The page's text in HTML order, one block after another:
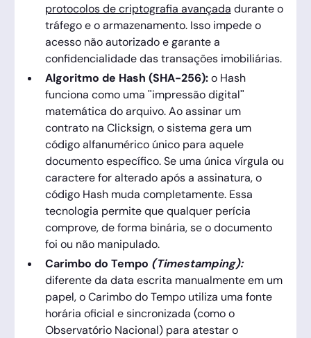
protocolos de criptografia avançada durante o
tráfego e o armazenamento. Isso impede o
acesso não autorizado e garante a
confidencialidade das transações imobiliárias.
Algoritmo de Hash (SHA-256):o Hash
funciona como uma "impressão digital"
matemática do arquivo. Ao assinar um
contrato na Clicksign, o sistema gera um
código alfanumérico único para aquele
documento específico. Se uma única vírgula ou
caractere for alterado após a assinatura, o
código Hash muda completamente. Essa
tecnologia permite que qualquer perícia
comprove, de forma binária, se o documento
foi ou não manipulado.
Carimbo do Tempo (Timestamping):
diferente da data escrita manualmente em um
papel, o Carimbo do Tempo utiliza uma fonte
horária oficial e sincronizada (como o
Observatório Nacional) para atestar o